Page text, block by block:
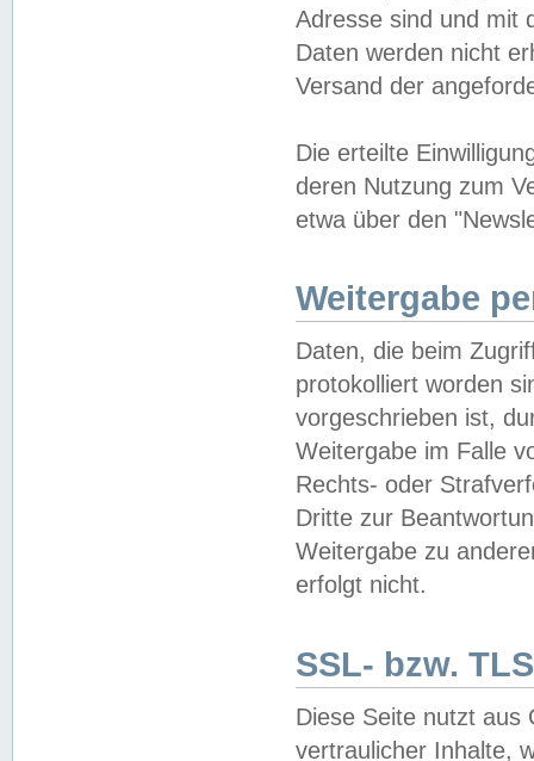
Adresse sind und mit
Daten werden nicht
Versand der
Die erteilte
deren Nutzung zum
etwa über den
Weitergabe
Daten, die beim
protokolliert worden
vorgeschrieben ist,
Weitergabe im Falle
Rechts- oder
Dritte zur
Weitergabe zu
erfolgt nicht.
SSL- bzw.
Diese Seite nutzt aus
vertraulicher Inhalte,